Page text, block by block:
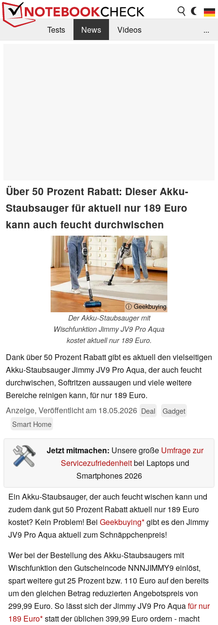
Tests News
Videos
...
Über 50 Prozent Rabatt: Dieser Akku-
Staubsauger für aktuell nur 189 Euro
kann auch feucht durchwischen
ⓘ Geekbuying
Der Akku-Staubsauger mit
Wischfunktion Jimmy JV9 Pro Aqua
kostet aktuell nur 189 Euro.
Dank über 50 Prozent Rabatt gibt es aktuell den vielseitigen
Akku-Staubsauger Jimmy JV9 Pro Aqua, der auch feucht
durchwischen, Softritzen aussaugen und viele weitere
Bereiche reinigen kann, für nur 189 Euro.
Anzeige, Veröffentlicht am 18.05.2026 Deal
Gadget
Smart Home
Jetzt mitmachen: Unsere große Umfrage zur
Servicezufriedenheitbei Laptops und
Smartphones 2026
Ein Akku-Staubsauger, der auch feucht wischen kann und
zudem dank gut 50 Prozent Rabatt aktuell nur 189 Euro
kostet? Kein Problem! Bei Geekbuying gibt es den Jimmy
JV9 Pro Aqua aktuell zum Schnäppchenpreis!
Wer bei der Bestellung des Akku-Staubsaugers mit
Wischfunktion den Gutscheincode NNNJIMMY9 einlöst,
spart weitere gut 25 Prozent bzw. 110 Euro auf den bereits
um den gleichen Betrag reduzierten Angebotspreis von
299,99 Euro. So lässt sich der Jimmy JV9 Pro Aquafür nur
189 Euro statt der üblichen 399,99 Euro ordern - macht